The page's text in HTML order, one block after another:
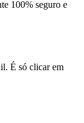
100% seguro e
É só clicar em